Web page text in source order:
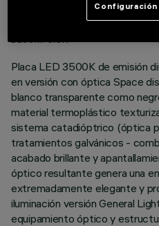
ÚLTIMA ACTUALIZACIÓN: 06/08/
DESCRIPCIÓN
Placa LED 3500K de emisión
en versión con óptica Space
blanco transparente como
material termoplástico
sistema catadióptrico (óptica
tratamientos galvánicos -
acabado brillante y
óptico resultante genera una
extremadamente elegante y
iluminación versión General
equipamiento óptico y
Configuración